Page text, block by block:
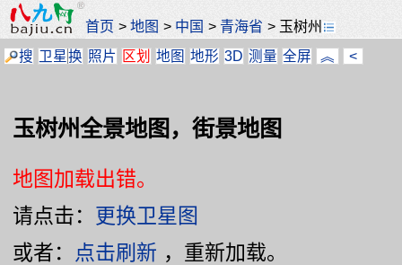
首页 >地图 > 中国 > 青海省 > 玉树州
搜 卫星换 照片 区划 地图 地形 3D 测量 全屏 ︽ <
玉树州全景地图，街景地图
地图加载出错。
请点击： 更换卫星图
或者：
点击刷新 ，重新加载。